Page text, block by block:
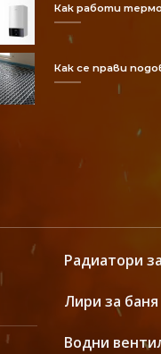
Как работи
Как се прави
Радиатори
Лири за баня
Водни